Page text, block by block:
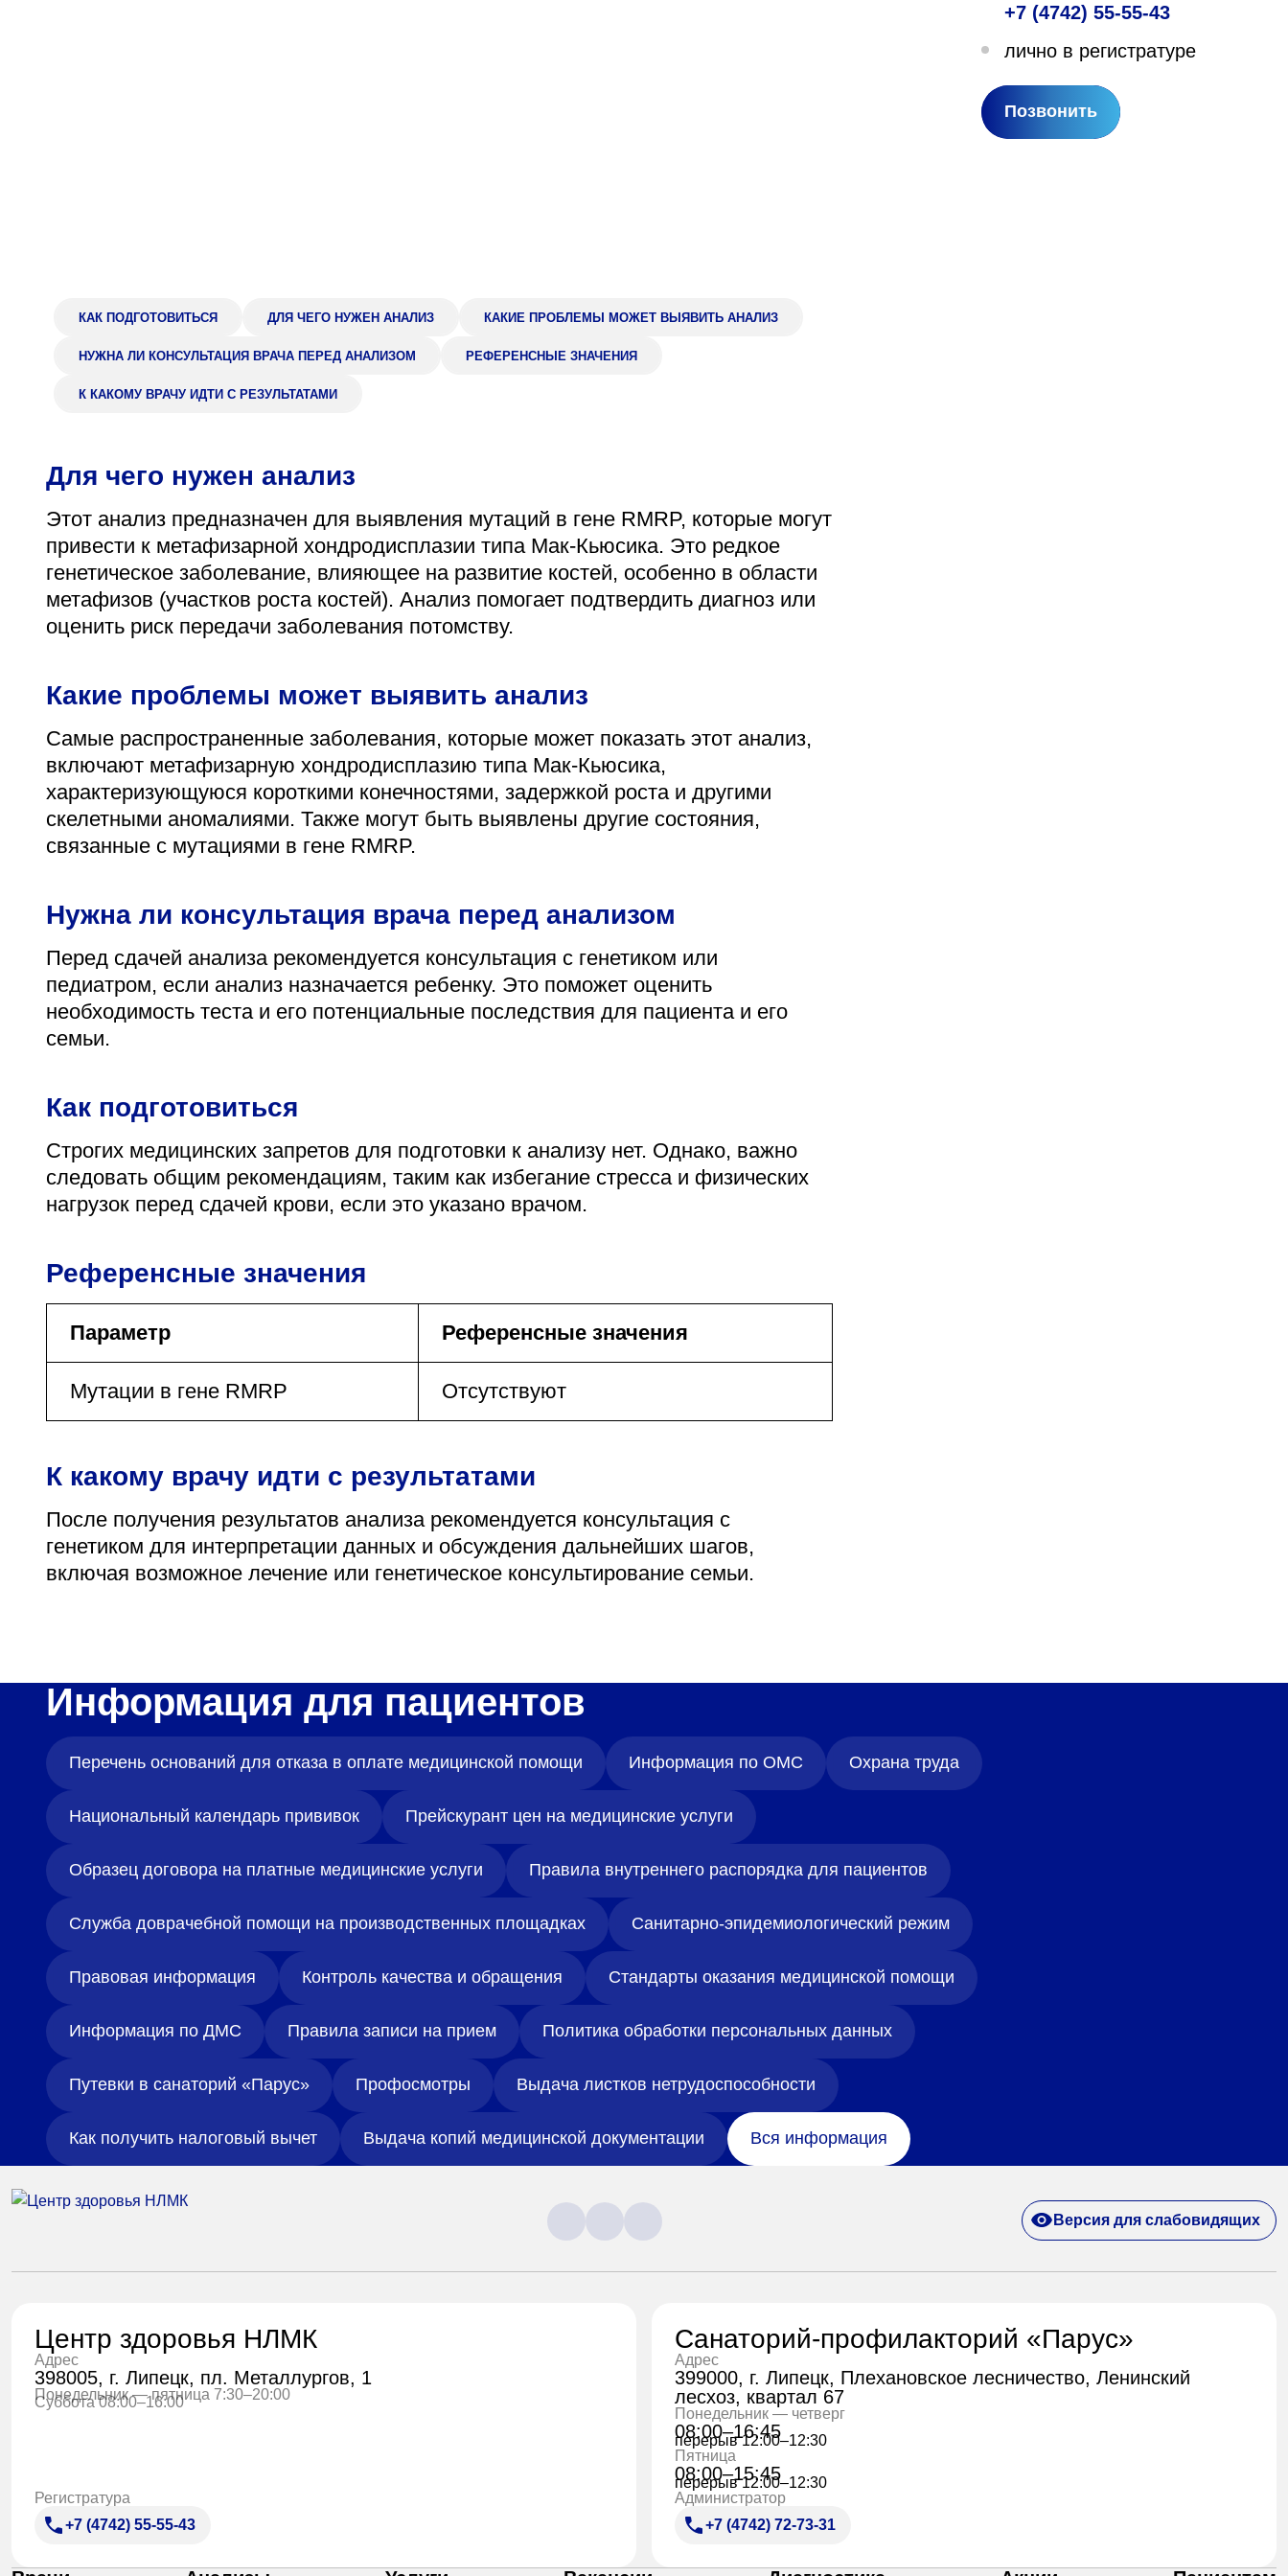
399000, г. Липецк, Плехановское лесничество,
КАК ПОДГОТОВИТЬСЯ ДЛЯ ЧЕГО НУЖЕН АНАЛИЗ КАКИЕ ПРОБЛЕМЫ МОЖЕТ ВЫЯВИТЬ АНАЛИЗ
НУЖНА ЛИ КОНСУЛЬТАЦИЯ ВРАЧА ПЕРЕД АНАЛИЗОМ РЕФЕРЕНСНЫЕ ЗНАЧЕНИЯ
К КАКОМУ ВРАЧУ ИДТИ С РЕЗУЛЬТАТАМИ
Для чего нужен анализ
Этот анализ предназначен для выявления мутаций в гене RMRP, которые могут
привести к метафизарной хондродисплазии типа Мак-Кьюсика. Это редкое
генетическое заболевание, влияющее на развитие костей, особенно в области
метафизов (участков роста костей). Анализ помогает подтвердить диагноз или
оценить риск передачи заболевания потомству.
Какие проблемы может выявить анализ
Самые распространенные заболевания, которые может показать этот анализ,
включают метафизарную хондродисплазию типа Мак-Кьюсика,
характеризующуюся короткими конечностями, задержкой роста и другими
скелетными аномалиями. Также могут быть выявлены другие состояния,
связанные с мутациями в гене RMRP.
Нужна ли консультация врача перед анализом
Перед сдачей анализа рекомендуется консультация с генетиком или
педиатром, если анализ назначается ребенку. Это поможет оценить
необходимость теста и его потенциальные последствия для пациента и его
семьи.
Как подготовиться
Строгих медицинских запретов для подготовки к анализу нет. Однако, важно
следовать общим рекомендациям, таким как избегание стресса и физических
нагрузок перед сдачей крови, если это указано врачом.
Референсные значения
Параметр Референсные значения
Мутации в гене RMRP Отсутствуют
К какому врачу идти с результатами
После получения результатов анализа рекомендуется консультация с
генетиком для интерпретации данных и обсуждения дальнейших шагов,
включая возможное лечение или генетическое консультирование семьи.
+7 (4742) 55-55-43
лично в регистратуре
Позвонить
Информация для пациентов
Перечень оснований для отказа в оплате медицинской помощи Информация по ОМС Охрана труда
Национальный календарь прививок Прейскурант цен на медицинские услуги
Образец договора на платные медицинские услуги Правила внутреннего распорядка для пациентов
Служба доврачебной помощи на производственных площадках Санитарно-эпидемиологический режим
Правовая информация Контроль качества и обращения Стандарты оказания медицинской помощи
Информация по ДМС Правила записи на прием Политика обработки персональных данных
Путевки в санаторий «Парус» Профосмотры Выдача листков нетрудоспособности
Как получить налоговый вычет Выдача копий медицинской документации Вся информация
Версия для слабовидящих
Центр здоровья НЛМК
Адрес
398005, г. Липецк, пл. Металлургов, 1
Понедельник — пятница 7:30–20:00
Суббота 08:00–16:00
Регистратура
+7 (4742) 55-55-43
Санаторий-профилакторий «Парус»
Адрес
399000, г. Липецк, Плехановское лесничество, Ленинский
лесхоз, квартал 67
Понедельник — четверг
08:00–16:45
перерыв 12:00–12:30
Пятница
08:00–15:45
перерыв 12:00–12:30
Администратор
+7 (4742) 72-73-31